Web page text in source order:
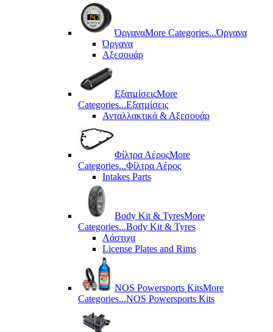
ΌργαναMore Categories...Όργανα
Όργανα
Αξεσουάρ
ΕξατμίσειςMore
Categories...Εξατμίσεις
Ανταλλακτικά & Αξεσουάρ
Φίλτρα ΑέροςMore
Categories...Φίλτρα Αέρος
Intakes Parts
Body Kit & TyresMore
Categories...Body Kit & Tyres
Λάστιχα
License Plates and Rims
NOS Powersports KitsMore
Categories...NOS Powersports Kits